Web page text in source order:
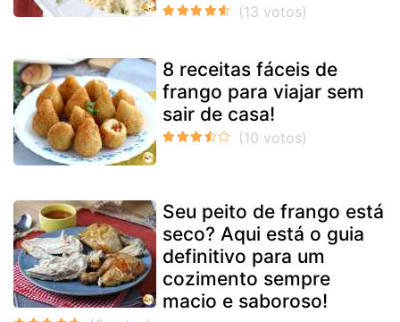
8 receitas fáceis de
frango para viajar sem
sair de casa!
Seu peito de frango está
seco? Aqui está o guia
definitivo para um
cozimento sempre
macio e saboroso!